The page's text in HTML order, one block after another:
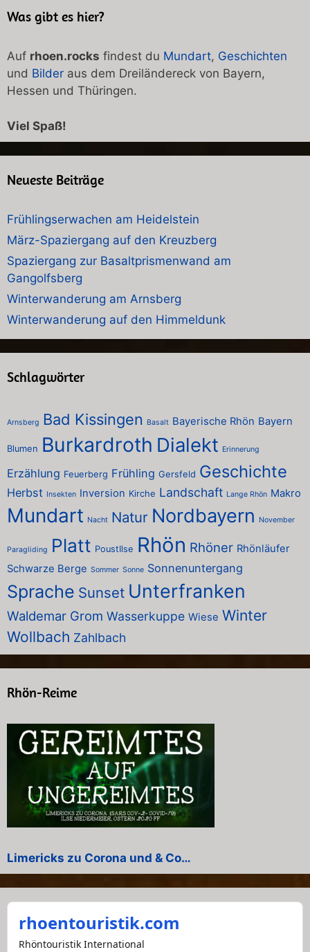
Was gibt es hier?
Auf rhoen.rocks findest du Mundart, Geschichten
und Bilder aus dem Dreiländereck von Bayern,
Hessen und Thüringen.
Viel Spaß!
Neueste Beiträge
Frühlingserwachen am Heidelstein
März-Spaziergang auf den Kreuzberg
Spaziergang zur Basaltprismenwand am
Gangolfsberg
Winterwanderung am Arnsberg
Winterwanderung auf den Himmeldunk
Schlagwörter
Arnsberg Bad Kissingen Basalt Bayerische Rhön Bayern
Blumen Burkardroth Dialekt Erinnerung
Erzählung Feuerberg Frühling Gersfeld Geschichte
Herbst Insekten Inversion Kirche Landschaft Lange Rhön Makro
Mundart Nacht Natur Nordbayern November
Paragliding Platt PoustIlse Rhön Rhöner Rhönläufer
Schwarze Berge Sommer Sonne Sonnenuntergang
Sprache Sunset Unterfranken
Waldemar Grom Wasserkuppe Wiese Winter
Wollbach Zahlbach
Rhön-Reime
Limericks zu Corona und & Co…
rhoentouristik.com
Rhöntouristik International